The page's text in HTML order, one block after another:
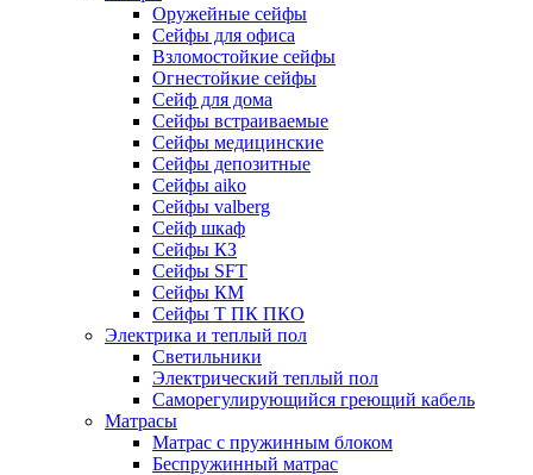
Оружейные сейфы
Сейфы для офиса
Взломостойкие сейфы
Огнестойкие сейфы
Cейф для дома
Сейфы встраиваемые
Сейфы медицинские
Сейфы депозитные
Сейфы aiko
Сейфы valberg
Сейф шкаф
Сейфы КЗ
Сейфы SFT
Сейфы КМ
Сейфы Т ПК ПКО
Электрика и теплый пол
Светильники
Электрический теплый пол
Саморегулирующийся греющий кабель
Матрасы
Матрас с пружинным блоком
Беспружинный матрас